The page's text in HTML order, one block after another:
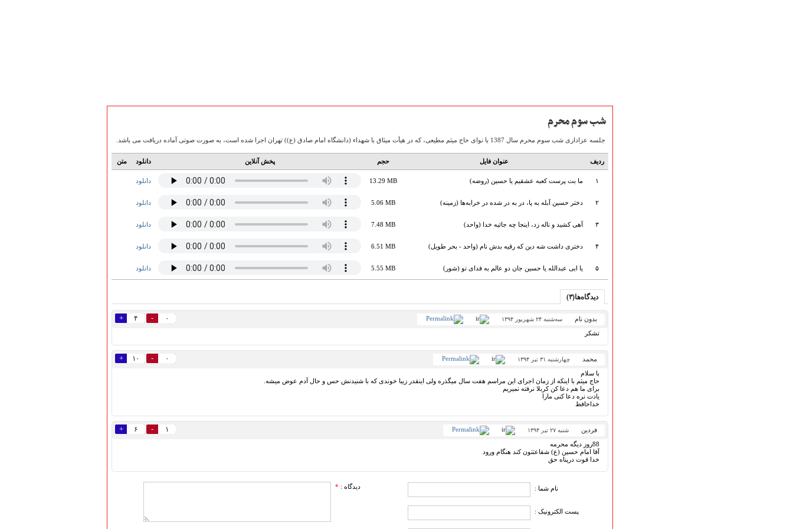
شب سوم محرم
جلسه عزاداری شب سوم محرم سال 1387 با نوای حاج میثم مطیعی، که در هیأت میثاق با شهداء (دانشگاه امام صادق (ع)) تهران اجرا شده است، به صورت صوتی آماده دریافت می باشد.
ردیف عنوان فایل حجم پخش آنلاین دانلود متن
۱ ما بت پرست کعبه عشقیم یا حسین (روضه) 13.29 MB دانلود
۲ دختر حسین آبله به پا، در به در شده در خرابه‌ها (زمینه) 5.06 MB دانلود
۳ آهی کشید و ناله زد، اینجا چه جائیه خدا (واحد) 7.48 MB دانلود
۴ دختری داشت شه دین که رقیه بدش نام (واحد - بحر طویل) 6.51 MB دانلود
۵ یا ابی عبدالله یا حسین جان دو عالم به فدای تو (شور) 5.55 MB دانلود
دیدگاه‌ها(۳)
بدون نام سه‌شنبه ۲۴ شهریور ۱۳۹۴ ۴ + ۰ -
تشکر
محمد چهارشنبه ۳۱ تیر ۱۳۹۴ ۱۰ + ۰ -
با سلام
حاج میثم با اینکه از زمان اجرای این مراسم هفت سال میگذره ولی اینقدر زیبا خوندی که با شنیدنش حس و حال آدم عوض میشه.
برای ما هم دعا کن کربلا نرفته نمیریم
یادت نره دعا کنی مارا
خداحافظ
فردین شنبه ۲۷ تیر ۱۳۹۴ ۶ + ۱ -
88روز دیگه محرمه
آقا امام حسین (ع) شفاعتتون کند هنگام ورود
خدا قوت درپناه حق
نام شما :
پست الکترونیک :
دیدگاه : *